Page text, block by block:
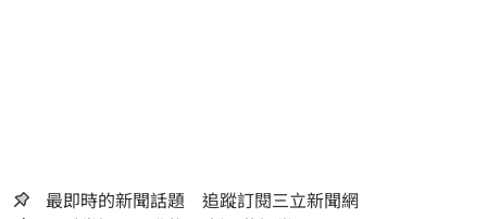
最即時的新聞話題 追蹤訂閱三立新聞網